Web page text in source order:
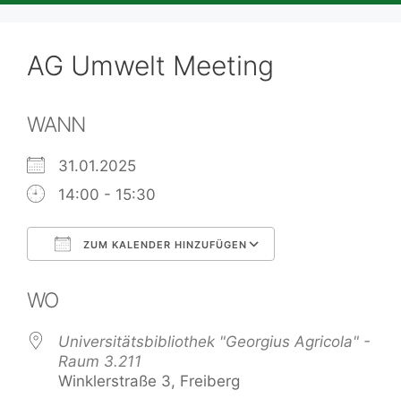
AG Umwelt Meeting
WANN
31.01.2025
14:00 - 15:30
ZUM KALENDER HINZUFÜGEN
WO
Universitätsbibliothek "Georgius Agricola" -
Raum 3.211
Winklerstraße 3, Freiberg